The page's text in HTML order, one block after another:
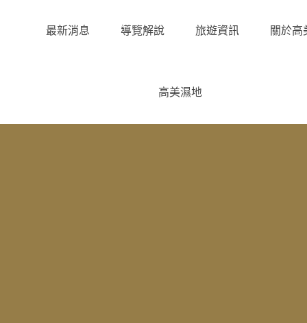
最新消息 導覽解說 旅遊資訊 關於高
高美濕地